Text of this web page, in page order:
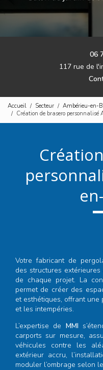
06
117 rue de
Accueil Secteur
Ambérieu-en-
Création de brasero
Votre fabricant de
des structures
de chaque projet. La
permet de créer des
et esthétiques, offrant
et les intempéries.
L’expertise de MMI
carports sur mesure,
véhicules contre les
extérieur accru,
moduler l’ombrage selon